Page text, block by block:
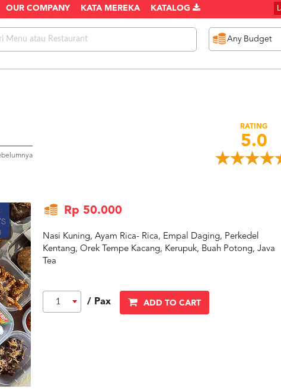
OUR COMPANY KATA MEREKA KATALOG
RATING
5.0
Rp 50.000
Nasi Kuning, Ayam Rica- Rica, Empal Daging, Perkedel
Kentang, Orek Tempe Kacang, Kerupuk, Buah Potong, Java
Tea
1 / Pax ADD TO CART